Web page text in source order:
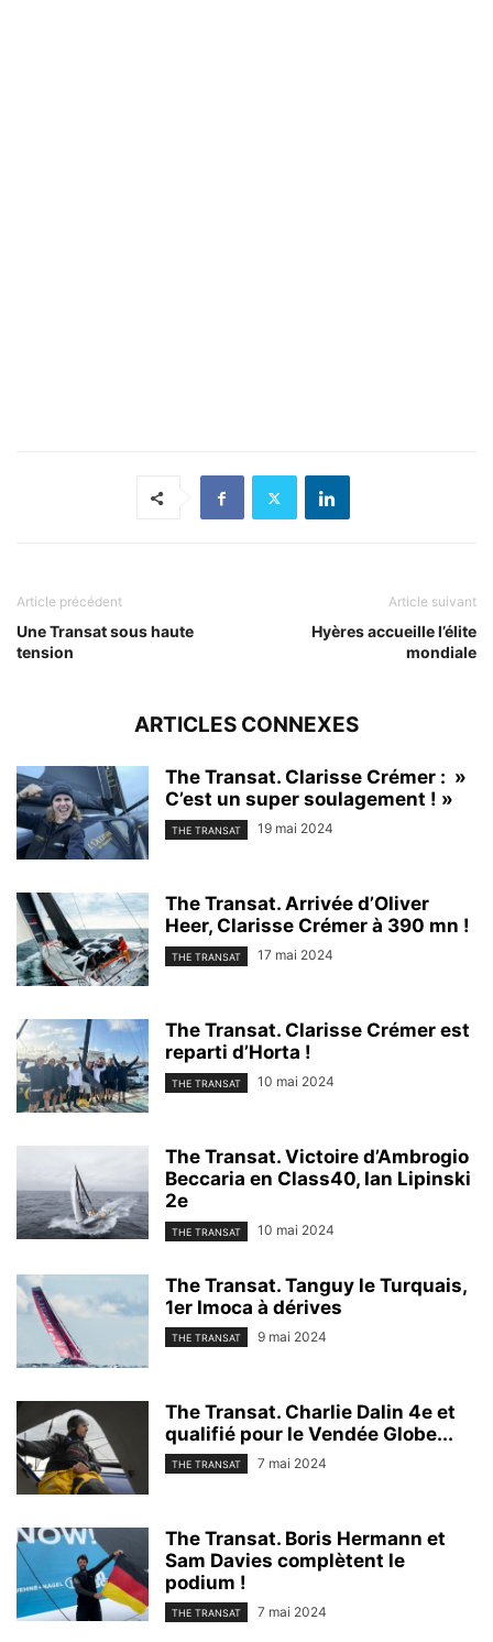
Article précédent
Une Transat sous haute
tension
Article suivant
Hyères accueille l’élite
mondiale
ARTICLES CONNEXES
The Transat. Clarisse Crémer : »
C’est un super soulagement ! »
THE TRANSAT 19 mai 2024
The Transat. Arrivée d’Oliver
Heer, Clarisse Crémer à 390 mn !
THE TRANSAT 17 mai 2024
The Transat. Clarisse Crémer est
reparti d’Horta !
THE TRANSAT 10 mai 2024
The Transat. Victoire d’Ambrogio
Beccaria en Class40, Ian Lipinski
2e
THE TRANSAT 10 mai 2024
The Transat. Tanguy le Turquais,
1er Imoca à dérives
THE TRANSAT 9 mai 2024
The Transat. Charlie Dalin 4e et
qualifié pour le Vendée Globe...
THE TRANSAT 7 mai 2024
The Transat. Boris Hermann et
Sam Davies complètent le
podium !
THE TRANSAT 7 mai 2024